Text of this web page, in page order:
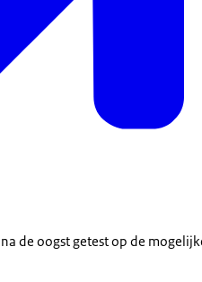
de oogst getest op de